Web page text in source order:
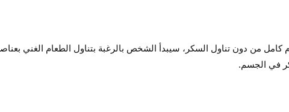
كامل من دون تناول السكر، سيبدأ الشخص بالرغبة بتناول الطعام الغني
في الجسم.